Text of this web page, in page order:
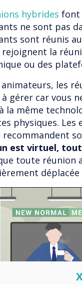
hybrides font
ne sont pas
sont réunis
la
ou des
animateurs, les
gérer car vous
la même
physiques.
recommandent
est virtuel,
toute réunion